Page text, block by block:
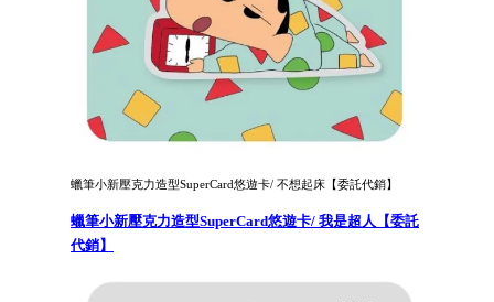
蠟筆小新壓克力造型SuperCard悠遊卡/ 不想起床【委託代銷】
蠟筆小新壓克力造型SuperCard悠遊卡/ 我是超人【委託
代銷】